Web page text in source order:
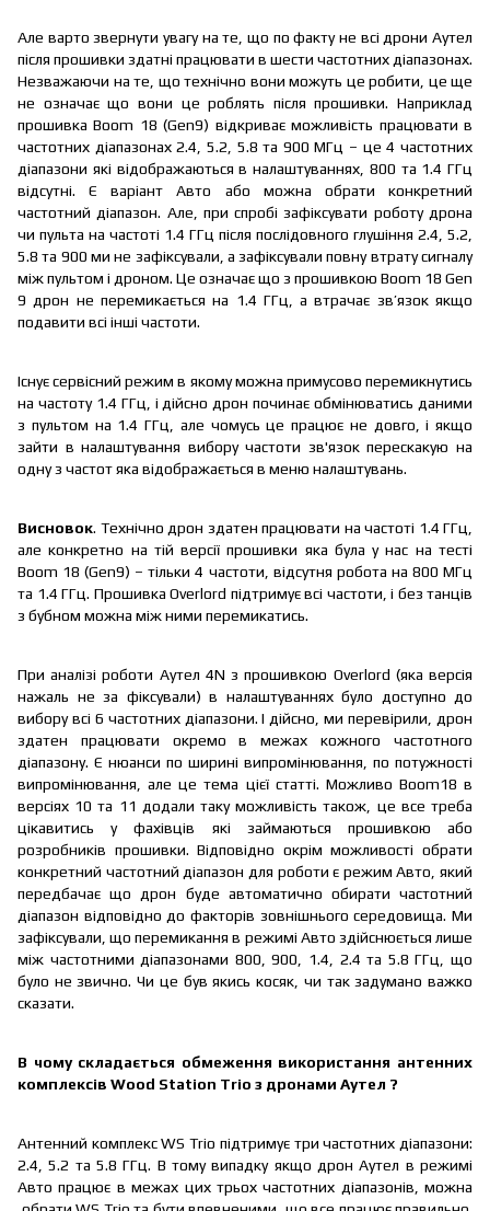
Але варто звернути увагу на те, що по факту не всі дрони Аутел
після прошивки здатні працювати в шести частотних діапазонах.
Незважаючи на те, що технічно вони можуть це робити, це ще
не означає що вони це роблять після прошивки. Наприклад
прошивка Boom 18 (Gen9) відкриває можливість працювати в
частотних діапазонах 2.4, 5.2, 5.8 та 900 МГц – це 4 частотних
діапазони які відображаються в налаштуваннях, 800 та 1.4 ГГц
відсутні. Є варіант Авто або можна обрати конкретний
частотний діапазон. Але, при спробі зафіксувати роботу дрона
чи пульта на частоті 1.4 ГГц після послідовного глушіння 2.4, 5.2,
5.8 та 900 ми не зафіксували, а зафіксували повну втрату сигналу
між пультом і дроном. Це означає що з прошивкою Boom 18 Gen
9 дрон не перемикається на 1.4 ГГц, а втрачає зв’язок якщо
подавити всі інші частоти.
Існує сервісний режим в якому можна примусово перемикнутись
на частоту 1.4 ГГц, і дійсно дрон починає обмінюватись даними
з пультом на 1.4 ГГц, але чомусь це працює не довго, і якщо
зайти в налаштування вибору частоти зв'язок перескакую на
одну з частот яка відображається в меню налаштувань.
Висновок. Технічно дрон здатен працювати на частоті 1.4 ГГц,
але конкретно на тій версії прошивки яка була у нас на тесті
Boom 18 (Gen9) – тільки 4 частоти, відсутня робота на 800 МГц
та 1.4 ГГц. Прошивка Overlord підтримує всі частоти, і без танців
з бубном можна між ними перемикатись.
При аналізі роботи Аутел 4N з прошивкою Overlord (яка версія
нажаль не за фіксували) в налаштуваннях було доступно до
вибору всі 6 частотних діапазони. І дійсно, ми перевірили, дрон
здатен працювати окремо в межах кожного частотного
діапазону. Є нюанси по ширині випромінювання, по потужності
випромінювання, але це тема цієї статті. Можливо Boom18 в
версіях 10 та 11 додали таку можливість також, це все треба
цікавитись у фахівців які займаються прошивкою або
розробників прошивки. Відповідно окрім можливості обрати
конкретний частотний діапазон для роботи є режим Авто, який
передбачає що дрон буде автоматично обирати частотний
діапазон відповідно до факторів зовнішнього середовища. Ми
зафіксували, що перемикання в режимі Авто здійснюється лише
між частотними діапазонами 800, 900, 1.4, 2.4 та 5.8 ГГц, що
було не звично. Чи це був якись косяк, чи так задумано важко
сказати.
В чому складається обмеження використання антенних
комплексів Wood Station Trio з дронами Аутел ?
Антенний комплекс WS Trio підтримує три частотних діапазони:
2.4, 5.2 та 5.8 ГГц. В тому випадку якщо дрон Аутел в режимі
Авто працює в межах цих трьох частотних діапазонів, можна